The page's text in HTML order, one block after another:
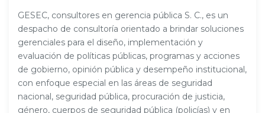
GESEC, consultores en gerencia pública S. C., es un
despacho de consultoría orientado a brindar soluciones
gerenciales para el diseño, implementación y
evaluación de políticas públicas, programas y acciones
de gobierno, opinión pública y desempeño institucional,
con enfoque especial en las áreas de seguridad
nacional, seguridad pública, procuración de justicia,
género, cuerpos de seguridad pública (policías) y en